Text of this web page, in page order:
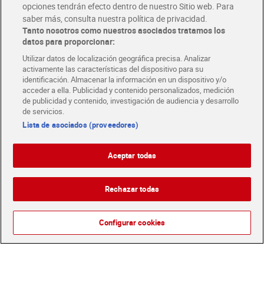
Envío gratis por compras superiores a 100€
Envío estandar por 4,99€
Glovo y Uber Eats
Solicita tu factura de Glovo o Uber Eats
Únete al CLUB Dia
Disfruta las ventajas y ofertas exclusivas.
Folletos y Tiendas
Descubre las mejores ofertas y busca tu tienda más cercana
RECETAS COMER MEJOR CADA DIA EMPLEO
opciones tendrán efecto dentro de nuestro Sitio web. Para
saber más, consulta nuestra política de privacidad.
Tanto nosotros como nuestros asociados tratamos los
datos para proporcionar:
Utilizar datos de localización geográfica precisa. Analizar
activamente las características del dispositivo para su
identificación. Almacenar la información en un dispositivo y/o
acceder a ella. Publicidad y contenido personalizados, medición
de publicidad y contenido, investigación de audiencia y desarrollo
de servicios.
Lista de asociados (proveedores)
Aceptar todas
Rechazar todas
Configurar cookies